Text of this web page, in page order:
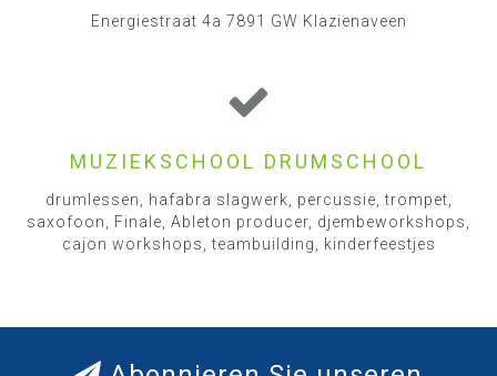
Energiestraat 4a 7891 GW Klazienaveen
MUZIEKSCHOOL DRUMSCHOOL
drumlessen, hafabra slagwerk, percussie, trompet,
saxofoon, Finale, Ableton producer, djembeworkshops,
cajon workshops, teambuilding, kinderfeestjes